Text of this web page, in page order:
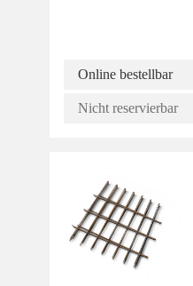
Online bestellbar
Nicht reservierbar